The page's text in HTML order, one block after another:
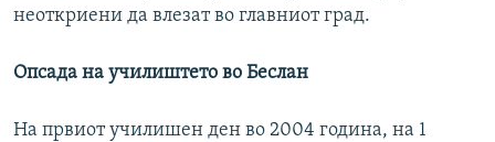
неоткриени да влезат во главниот град.
Опсада на училиштето во Беслан
На првиот училишен ден во 2004 година, на 1